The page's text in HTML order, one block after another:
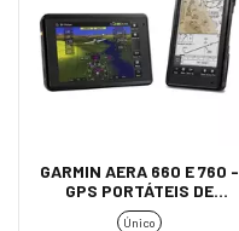
GARMIN AERA 660 E 760 -
GPS PORTÁTEIS DE
AVIAÇÃO
Único